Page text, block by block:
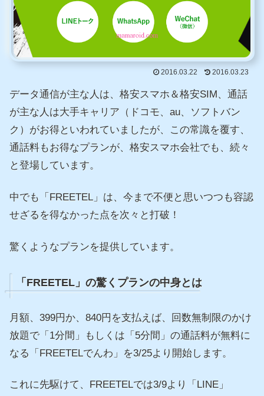
2016.03.22 2016.03.23
データ通信が主な人は、格安スマホ＆格安SIM、通話
が主な人は大手キャリア（ドコモ、au、ソフトバン
ク）がお得といわれていましたが、この常識を覆す、
通話料もお得なプランが、格安スマホ会社でも、続々
と登場しています。
中でも「FREETEL」は、今まで不便と思いつつも容認
せざるを得なかった点を次々と打破！
驚くようなプランを提供しています。
「FREETEL」の驚くプランの中身とは
月額、399円か、840円を支払えば、回数無制限のかけ
放題で「1分間」もしくは「5分間」の通話料が無料に
なる「FREETELでんわ」を3/25より開始します。
これに先駆けて、FREETELでは3/9より「LINE」